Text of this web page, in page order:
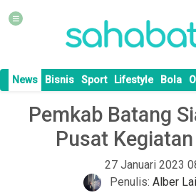
News Bisnis Sport Lifestyle Bola
Pemkab Batang
Pusat
27 Januari 2023
Penulis: Alber